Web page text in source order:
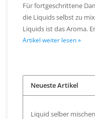
Für fortgeschrittene
die Liquids selbst zu
Liquids ist das Aroma.
Artikel weiter lesen »
Neueste Artikel
Liquid selber